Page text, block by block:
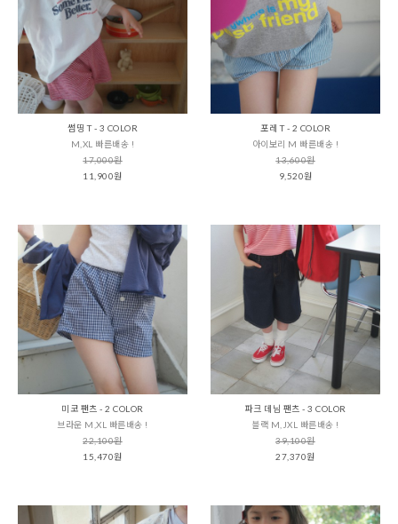
썸띵 T - 3 COLOR
M,XL 빠른배송 !
17,000원
11,900원
포레 T - 2 COLOR
아이보리 M 빠른배송 !
13,600원
9,520원
미코 팬츠 - 2 COLOR
브라운 M,XL 빠른배송 !
22,100원
15,470원
파크 데님 팬츠 - 3 COLOR
블랙 M,JXL 빠른배송 !
39,100원
27,370원